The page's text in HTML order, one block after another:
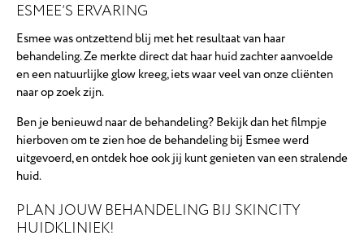
ESMEE’S ERVARING
Esmee was ontzettend blij met het resultaat van haar
behandeling. Ze merkte direct dat haar huid zachter aanvoelde
en een natuurlijke glow kreeg, iets waar veel van onze cliënten
naar op zoek zijn.
Ben je benieuwd naar de behandeling? Bekijk dan het filmpje
hierboven om te zien hoe de behandeling bij Esmee werd
uitgevoerd, en ontdek hoe ook jij kunt genieten van een stralende
huid.
PLAN JOUW BEHANDELING BIJ SKINCITY
HUIDKLINIEK!